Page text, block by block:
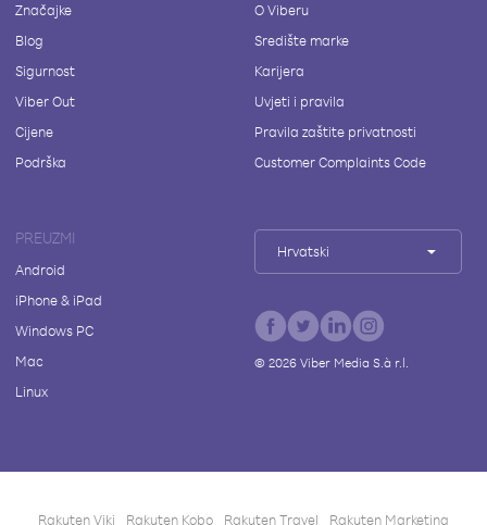
Značajke
Blog
Sigurnost
Viber Out
Cijene
Podrška
O Viberu
Središte marke
Karijera
Uvjeti i pravila
Pravila zaštite privatnosti
Customer Complaints Code
PREUZMI
Android
iPhone & iPad
Windows PC
Mac
Linux
Hrvatski
© 2026Viber Media S.à r.l.
Rakuten Viki Rakuten Kobo Rakuten Travel Rakuten Marketing